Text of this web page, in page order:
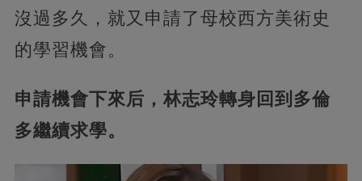
沒過多久，就又申請了母校西方美術史
的學習機會。
申請機會下來后，林志玲轉身回到多倫
多繼續求學。